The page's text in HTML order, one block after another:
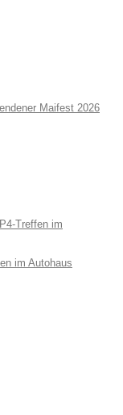
Maifest 2026
Treffen im
im Autohaus